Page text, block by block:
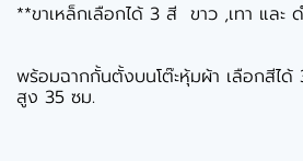
**ขาเหล็กเลือกได้ 3 สี ขาว ,เทา และ
พร้อมฉากกั้นตั้งบนโต๊ะหุ้มผ้า เลือกสีได้
สูง 35 ซม.